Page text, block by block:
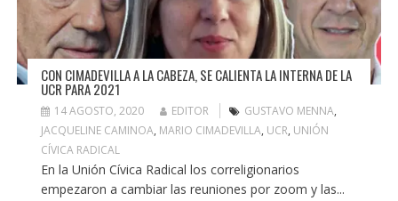
CON CIMADEVILLA A LA CABEZA, SE CALIENTA LA INTERNA DE LA
UCR PARA 2021
14 AGOSTO, 2020 EDITOR GUSTAVO MENNA,
JACQUELINE CAMINOA, MARIO CIMADEVILLA, UCR, UNIÓN
CÍVICA RADICAL
En la Unión Cívica Radical los correligionarios
empezaron a cambiar las reuniones por zoom y las...